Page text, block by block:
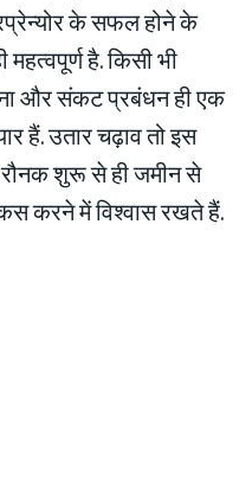
के सफल होने के
है. किसी भी
और संकट प्रबंधन ही एक
हैं. उतार चढ़ाव तो इस
रौनक शुरू से ही जमीन से
करने में विश्वास रखते हैं.